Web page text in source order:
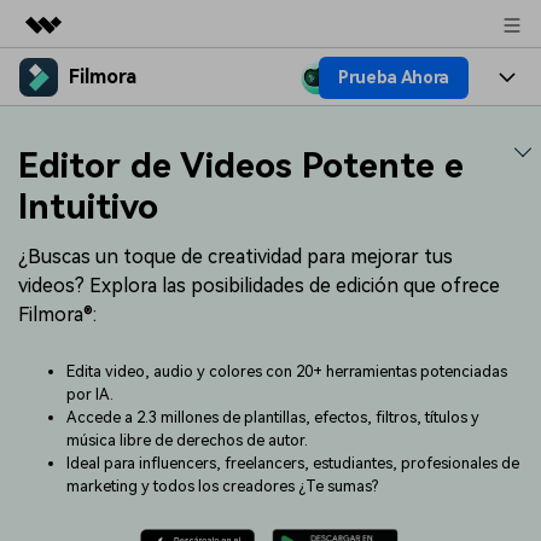
Productos destacados
Utilidades
Soluciones
Quiénes somos
Sala de prensa
Tienda
Soporte
Filmora Prueba Ahora
Plataformas
Recursos creativos
IA
Video e imagen
Audio
Soluciones
Filmora para
Creación
Recursos
Ideas para editar
Adquiere conocimientos
fundamentales de edición de
video
Efectos especiales DIY
Descubre cómo crear un
efecto especial
Ayuda
Contáctanos Empresas
sencilla para empresas
Precios Iniciar sesión
Editor de Videos Potente e
Intuitivo
¿Buscas un toque de creatividad para mejorar tus
videos? Explora las posibilidades de edición que ofrece
Filmora®:
Edita video, audio y colores con 20+ herramientas potenciadas
por IA.
Accede a 2.3 millones de plantillas, efectos, filtros, títulos y
música libre de derechos de autor.
Ideal para influencers, freelancers, estudiantes, profesionales de
marketing y todos los creadores ¿Te sumas?